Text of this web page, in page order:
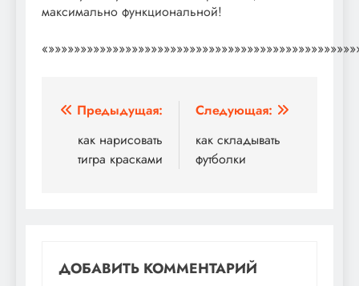
максимально функциональной!
Навигация
по
записям
Предыдущая:
как нарисовать
тигра красками
Следующая:
как складывать
футболки
ДОБАВИТЬ КОММЕНТАРИЙ